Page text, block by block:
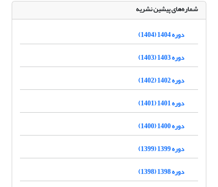
شماره‌های پیشین نشریه
دوره 1404 (1404)
دوره 1403 (1403)
دوره 1402 (1402)
دوره 1401 (1401)
دوره 1400 (1400)
دوره 1399 (1399)
دوره 1398 (1398)